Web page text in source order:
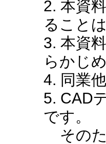
2. 本資
ること
3. 本資
らかじ
4. 同業
5. CAD
です。
そのた